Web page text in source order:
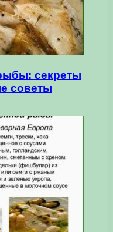
секреты
советы